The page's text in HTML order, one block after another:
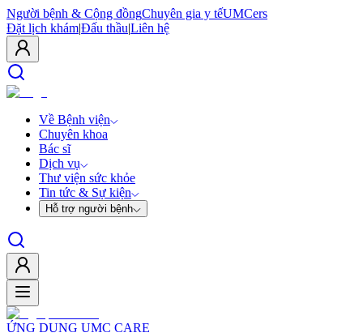
Người bệnh & Cộng đồngChuyên gia y tếUMCers
Đặt lịch khám|Đấu thầu|Liên hệ
Về Bệnh viện
Chuyên khoa
Bác sĩ
Dịch vụ
Thư viện sức khỏe
Tin tức & Sự kiện
Hỗ trợ người bệnh
ỨNG DỤNG UMC CARE